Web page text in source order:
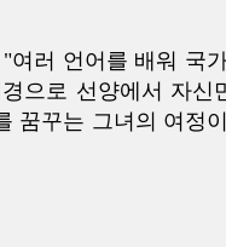
여러 언어를 배워 국
으로 선양에서 자신
꿈꾸는 그녀의 여정